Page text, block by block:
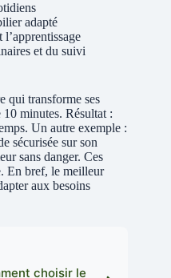
adapté
et du suivi
qui transforme ses
10 minutes. Résultat :
Un autre exemple :
sécurisée sur son
sans danger. Ces
En bref, le meilleur
aux besoins
choisir le